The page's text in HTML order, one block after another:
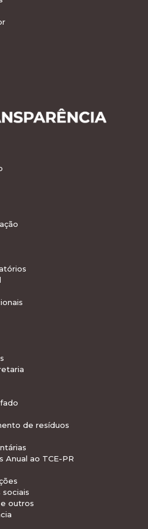
de resíduos
Anual ao TCE-PR
sociais
outros